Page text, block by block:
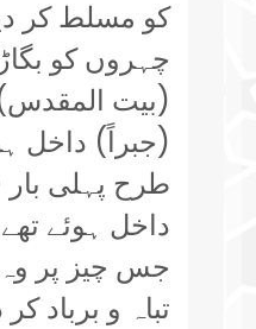
کو مسلط کر
چہروں کو
(بیت
(جبراً) داخل
طرح پہلی
داخل ہوئے
جس چیز پر وہ
تباہ و برباد